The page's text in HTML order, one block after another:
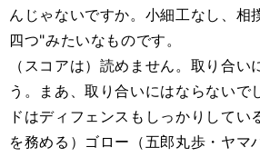
んじゃないですか。小細工なし、相
四つ"みたいなものです。
（スコアは）読めません。取り合い
う。まあ、取り合いにはならないで
ドはディフェンスもしっかりしてい
を務める）ゴロー（五郎丸歩・ヤマ